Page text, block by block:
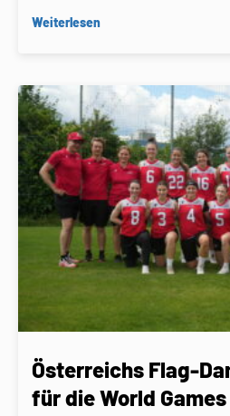
Weiterlesen
Österreichs Flag-
für die World